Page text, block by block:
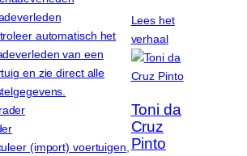
automatisch het
van een
en zie direct alle
(import) voertuigen,
Lees het
verhaal
Toni da
Cruz
Pinto